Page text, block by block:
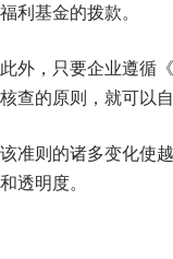
福利基金的拨款。
此外，只要企业遵循
核查的原则，就可以
该准则的诸多变化使
和透明度。